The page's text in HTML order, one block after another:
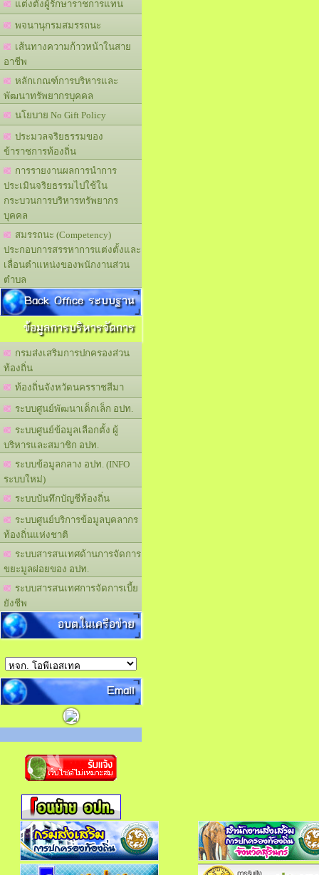
แต่งตั้งผู้รักษาราชการแทน
พจนานุกรมสมรรถนะ
เส้นทางความก้าวหน้าในสาย
อาชีพ
หลักเกณฑ์การบริหารและ
พัฒนาทรัพยากรบุคคล
นโยบาย No Gift Policy
ประมวลจริยธรรมของ
ข้าราชการท้องถิ่น
การรายงานผลการนำการ
ประเมินจริยธรรมไปใช้ใน
กระบวนการบริหารทรัพยากร
บุคคล
สมรรถนะ (Competency)
ประกอบการสรรหาการแต่งตั้งและ
เลื่อนตำแหน่งของพนักงานส่วน
ตำบล
Back Office ระบบฐาน
ข้อมูลการบริหารจัดการ
กรมส่งเสริมการปกครองส่วน
ท้องถิ่น
ท้องถิ่นจังหวัดนครราชสีมา
ระบบศูนย์พัฒนาเด็กเล็ก อปท.
ระบบศูนย์ข้อมูลเลือกตั้ง ผู้
บริหารและสมาชิก อปท.
ระบบข้อมูลกลาง อปท. (INFO
ระบบใหม่)
ระบบบันทึกบัญชีท้องถิ่น
ระบบศูนย์บริการข้อมูลบุคลากร
ท้องถิ่นแห่งชาติ
ระบบสารสนเทศด้านการจัดการ
ขยะมูลฝอยของ อปท.
ระบบสารสนเทศการจัดการเบี้ย
ยังชีพ
อบต.ในเครือข่าย
Email